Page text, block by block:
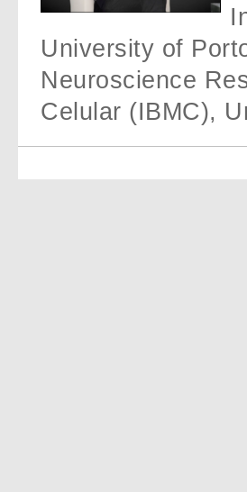
University of
Neuroscience
Celular (IBMC),